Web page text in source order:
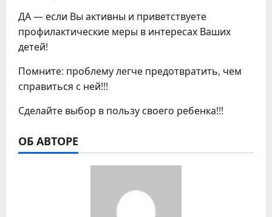
ДА — если Вы активны и приветствуете
профилактические меры в интересах Ваших
детей!
Помните: проблему легче предотвратить, чем
справиться с ней!!!
Сделайте выбор в пользу своего ребенка!!!
ОБ АВТОРЕ